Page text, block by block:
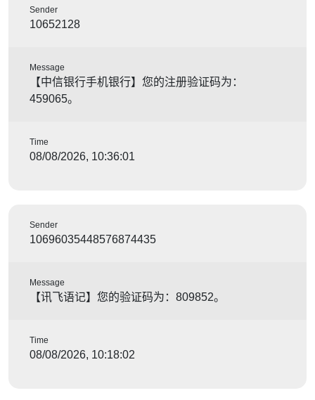
Sender
10652128
Message
【中信银行手机银行】您的注册验证码为：
459065。
Time
08/08/2026, 10:36:01
Sender
10696035448576874435
Message
【讯飞语记】您的验证码为：809852。
Time
08/08/2026, 10:18:02